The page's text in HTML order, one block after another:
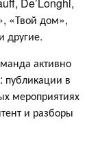
«Твой дом»,
другие.
активно
публикации в
мероприятиях
и разборы